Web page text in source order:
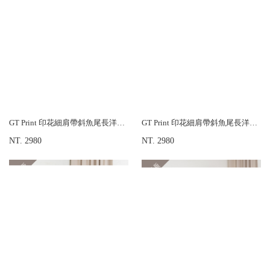
NT. 2980
GT Print 印花細肩帶斜魚尾長洋裝-加長版
NT. 2980